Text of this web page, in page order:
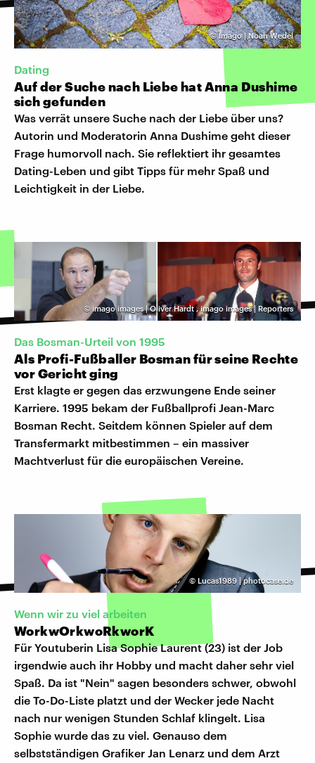
©Imago | Noah Wedel
Dating
Auf der Suche nach Liebe hat Anna Dushime
sich gefunden
Was verrät unsere Suche nach der Liebe über uns?
Autorin und Moderatorin Anna Dushime geht dieser
Frage humorvoll nach. Sie reflektiert ihr gesamtes
Dating-Leben und gibt Tipps für mehr Spaß und
Leichtigkeit in der Liebe.
© imago images | Oliver Hardt,imago images | Reporters
Das Bosman-Urteil von 1995
Als Profi-Fußballer Bosman für seine Rechte
vor Gericht ging
Erst klagte er gegen das erzwungene Ende seiner
Karriere. 1995 bekam der Fußballprofi Jean-Marc
Bosman Recht. Seitdem können Spieler auf dem
Transfermarkt mitbestimmen – ein massiver
Machtverlust für die europäischen Vereine.
© Lucas1989 | photocase.de
Wenn wir zu viel arbeiten
WorkwOrkwoRkworK
Für Youtuberin Lisa Sophie Laurent (23) ist der Job
irgendwie auch ihr Hobby und macht daher sehr viel
Spaß. Da ist "Nein" sagen besonders schwer, obwohl
die To-Do-Liste platzt und der Wecker jede Nacht
nach nur wenigen Stunden Schlaf klingelt. Lisa
Sophie wurde das zu viel. Genauso dem
selbstständigen Grafiker Jan Lenarz und dem Arzt